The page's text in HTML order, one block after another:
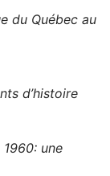
du Québec au
d’histoire
une